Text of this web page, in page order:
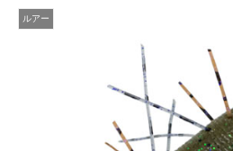
ルアー